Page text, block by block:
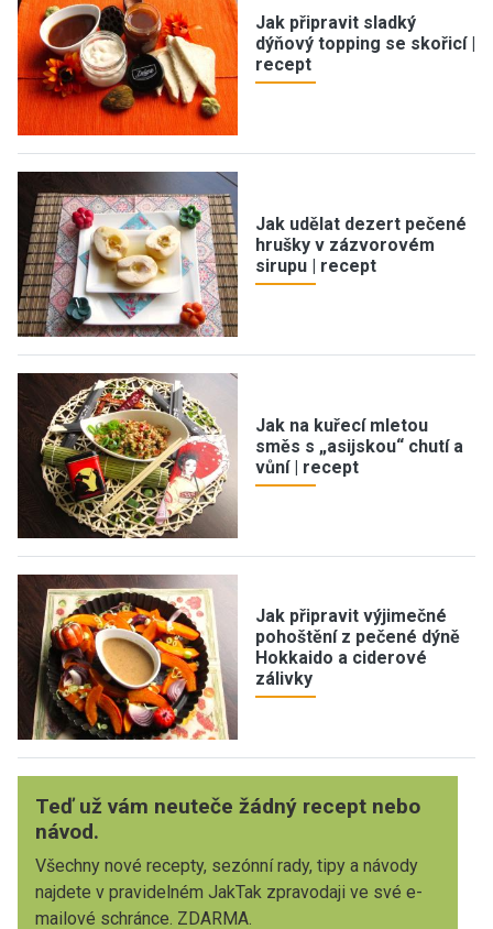
Jak připravit sladký
dýňový topping se skořicí |
recept
Jak udělat dezert pečené
hrušky v zázvorovém
sirupu | recept
Jak na kuřecí mletou
směs s „asijskou“ chutí a
vůní | recept
Jak připravit výjimečné
pohoštění z pečené dýně
Hokkaido a ciderové
zálivky
Teď už vám neuteče žádný recept nebo
návod.
Všechny nové recepty, sezónní rady, tipy a návody
najdete v pravidelném JakTak zpravodaji ve své e-
mailové schránce. ZDARMA.